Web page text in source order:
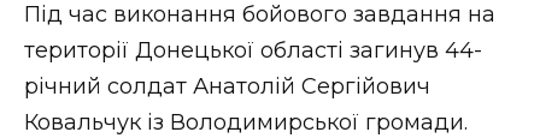
Під час виконання бойового завдання на
території Донецької області загинув 44-
річний солдат Анатолій Сергійович
Ковальчук із Володимирської громади.